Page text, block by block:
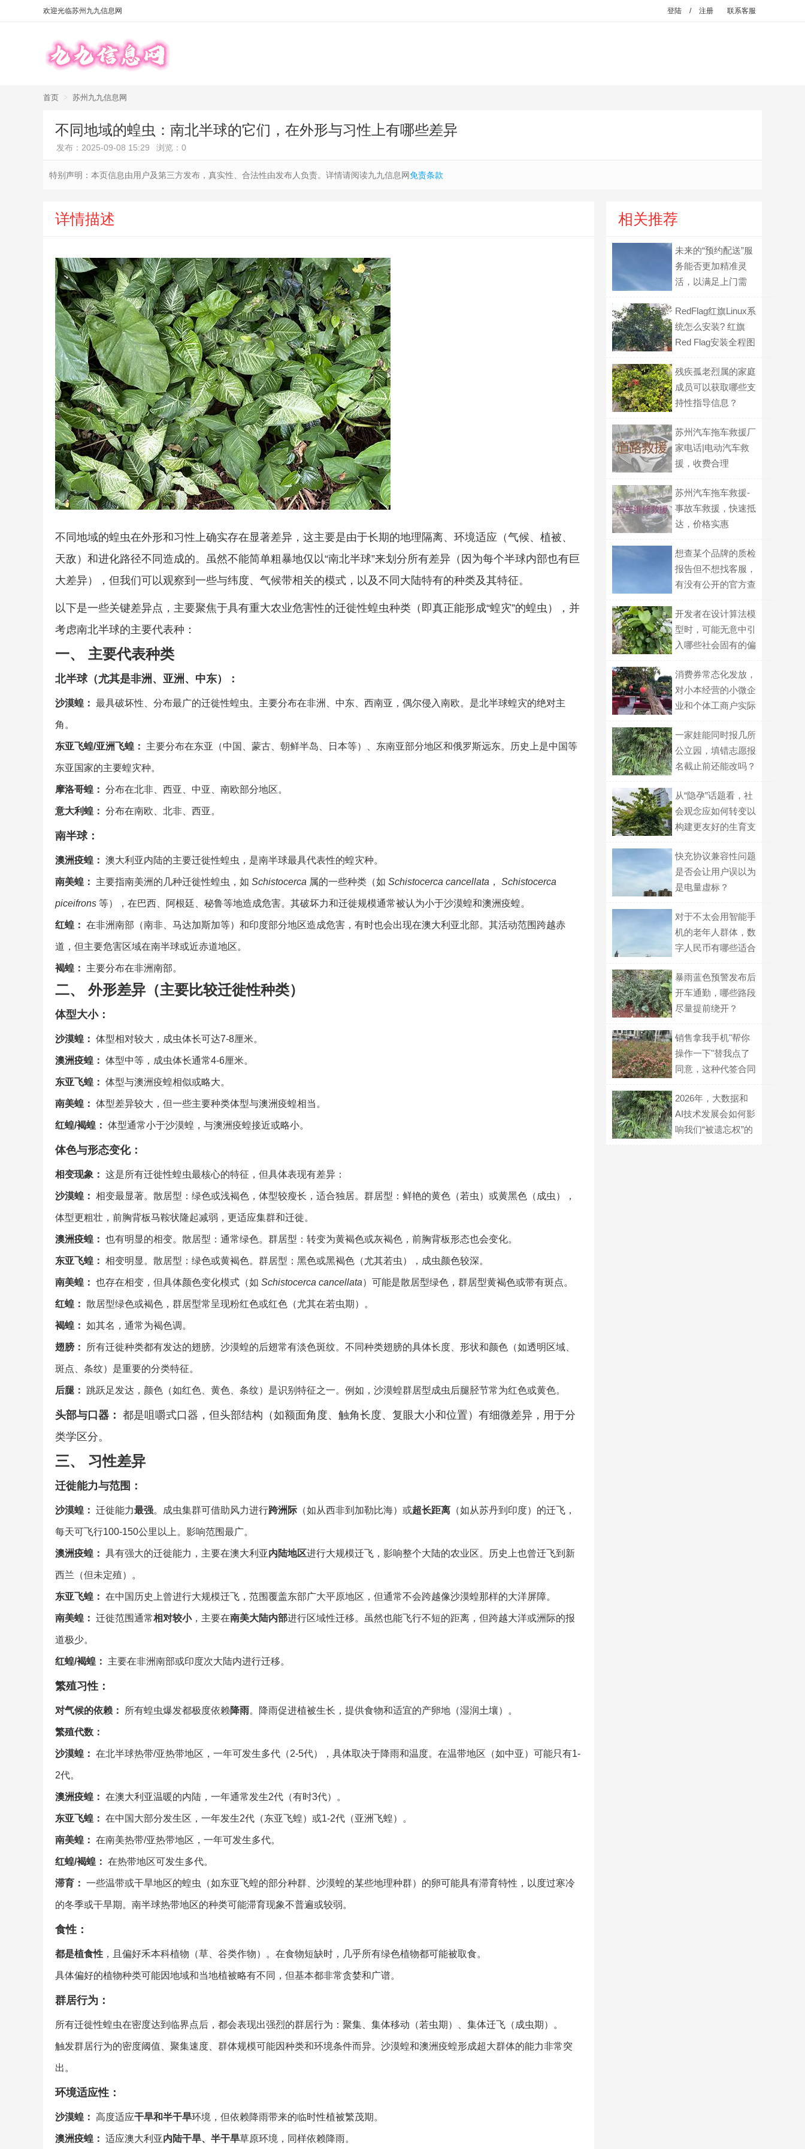
欢迎光临苏州九九信息网 登陆 / 注册 联系客服
首页 > 苏州九九信息网
不同地域的蝗虫：南北半球的它们，在外形与习性上有哪些差异
发布：2025-09-08 15:29 浏览：0
特别声明：本页信息由用户及第三方发布，真实性、合法性由发布人负责。详情请阅读九九信息网免责条款
详情描述
不同地域的蝗虫在外形和习性上确实存在显著差异，这主要是由于长期的地理隔离、环境适应（气候、植被、
天敌）和进化路径不同造成的。虽然不能简单粗暴地仅以“南北半球”来划分所有差异（因为每个半球内部也有巨
大差异），但我们可以观察到一些与纬度、气候带相关的模式，以及不同大陆特有的种类及其特征。
以下是一些关键差异点，主要聚焦于具有重大农业危害性的迁徙性蝗虫种类（即真正能形成“蝗灾”的蝗虫），并
考虑南北半球的主要代表种：
一、 主要代表种类
北半球（尤其是非洲、亚洲、中东）：
沙漠蝗： 最具破坏性、分布最广的迁徙性蝗虫。主要分布在非洲、中东、西南亚，偶尔侵入南欧。是北半球蝗灾的绝对主
角。
东亚飞蝗/亚洲飞蝗： 主要分布在东亚（中国、蒙古、朝鲜半岛、日本等）、东南亚部分地区和俄罗斯远东。历史上是中国等
东亚国家的主要蝗灾种。
摩洛哥蝗： 分布在北非、西亚、中亚、南欧部分地区。
意大利蝗： 分布在南欧、北非、西亚。
南半球：
澳洲疫蝗： 澳大利亚内陆的主要迁徙性蝗虫，是南半球最具代表性的蝗灾种。
南美蝗： 主要指南美洲的几种迁徙性蝗虫，如 Schistocerca 属的一些种类（如 Schistocerca cancellata ， Schistocerca
piceifrons 等），在巴西、阿根廷、秘鲁等地造成危害。其破坏力和迁徙规模通常被认为小于沙漠蝗和澳洲疫蝗。
红蝗： 在非洲南部（南非、马达加斯加等）和印度部分地区造成危害，有时也会出现在澳大利亚北部。其活动范围跨越赤
道，但主要危害区域在南半球或近赤道地区。
褐蝗： 主要分布在非洲南部。
二、 外形差异（主要比较迁徙性种类）
体型大小：
沙漠蝗： 体型相对较大，成虫体长可达7-8厘米。
澳洲疫蝗： 体型中等，成虫体长通常4-6厘米。
东亚飞蝗： 体型与澳洲疫蝗相似或略大。
南美蝗： 体型差异较大，但一些主要种类体型与澳洲疫蝗相当。
红蝗/褐蝗： 体型通常小于沙漠蝗，与澳洲疫蝗接近或略小。
体色与形态变化：
相变现象： 这是所有迁徙性蝗虫最核心的特征，但具体表现有差异：
沙漠蝗： 相变最显著。散居型：绿色或浅褐色，体型较瘦长，适合独居。群居型：鲜艳的黄色（若虫）或黄黑色（成虫），
体型更粗壮，前胸背板马鞍状隆起减弱，更适应集群和迁徙。
澳洲疫蝗： 也有明显的相变。散居型：通常绿色。群居型：转变为黄褐色或灰褐色，前胸背板形态也会变化。
东亚飞蝗： 相变明显。散居型：绿色或黄褐色。群居型：黑色或黑褐色（尤其若虫），成虫颜色较深。
南美蝗： 也存在相变，但具体颜色变化模式（如 Schistocerca cancellata）可能是散居型绿色，群居型黄褐色或带有斑点。
红蝗： 散居型绿色或褐色，群居型常呈现粉红色或红色（尤其在若虫期）。
褐蝗： 如其名，通常为褐色调。
翅膀： 所有迁徙种类都有发达的翅膀。沙漠蝗的后翅常有淡色斑纹。不同种类翅膀的具体长度、形状和颜色（如透明区域、
斑点、条纹）是重要的分类特征。
后腿： 跳跃足发达，颜色（如红色、黄色、条纹）是识别特征之一。例如，沙漠蝗群居型成虫后腿胫节常为红色或黄色。
头部与口器： 都是咀嚼式口器，但头部结构（如额面角度、触角长度、复眼大小和位置）有细微差异，用于分
类学区分。
三、 习性差异
迁徙能力与范围：
沙漠蝗： 迁徙能力最强。成虫集群可借助风力进行跨洲际 （如从西非到加勒比海）或超长距离 （如从苏丹到印度）的迁飞，
每天可飞行100-150公里以上。影响范围最广。
澳洲疫蝗： 具有强大的迁徙能力，主要在澳大利亚内陆地区进行大规模迁飞，影响整个大陆的农业区。历史上也曾迁飞到新
西兰（但未定殖）。
东亚飞蝗： 在中国历史上曾进行大规模迁飞，范围覆盖东部广大平原地区，但通常不会跨越像沙漠蝗那样的大洋屏障。
南美蝗： 迁徙范围通常相对较小，主要在南美大陆内部进行区域性迁移。虽然也能飞行不短的距离，但跨越大洋或洲际的报
道极少。
红蝗/褐蝗： 主要在非洲南部或印度次大陆内进行迁移。
繁殖习性：
对气候的依赖： 所有蝗虫爆发都极度依赖降雨。降雨促进植被生长，提供食物和适宜的产卵地（湿润土壤）。
繁殖代数：
沙漠蝗： 在北半球热带/亚热带地区，一年可发生多代（2-5代），具体取决于降雨和温度。在温带地区（如中亚）可能只有1-
2代。
澳洲疫蝗： 在澳大利亚温暖的内陆，一年通常发生2代（有时3代）。
东亚飞蝗： 在中国大部分发生区，一年发生2代（东亚飞蝗）或1-2代（亚洲飞蝗）。
南美蝗： 在南美热带/亚热带地区，一年可发生多代。
红蝗/褐蝗： 在热带地区可发生多代。
滞育： 一些温带或干旱地区的蝗虫（如东亚飞蝗的部分种群、沙漠蝗的某些地理种群）的卵可能具有滞育特性，以度过寒冷
的冬季或干旱期。南半球热带地区的种类可能滞育现象不普遍或较弱。
食性：
都是植食性 ，且偏好禾本科植物（草、谷类作物）。在食物短缺时，几乎所有绿色植物都可能被取食。
具体偏好的植物种类可能因地域和当地植被略有不同，但基本都非常贪婪和广谱。
群居行为：
所有迁徙性蝗虫在密度达到临界点后，都会表现出强烈的群居行为：聚集、集体移动（若虫期）、集体迁飞（成虫期）。
触发群居行为的密度阈值、聚集速度、群体规模可能因种类和环境条件而异。沙漠蝗和澳洲疫蝗形成超大群体的能力非常突
出。
环境适应性：
沙漠蝗： 高度适应干旱和半干旱环境，但依赖降雨带来的临时性植被繁茂期。
澳洲疫蝗： 适应澳大利亚内陆干旱、半干旱草原环境，同样依赖降雨。
相关推荐
未来的“预约配送”服
务能否更加精准灵
活，以满足上门需
RedFlag红旗Linux系
统怎么安装? 红旗
Red Flag安装全程图
残疾孤老烈属的家庭
成员可以获取哪些支
持性指导信息？
苏州汽车拖车救援厂
家电话|电动汽车救
援，收费合理
苏州汽车拖车救援-
事故车救援，快速抵
达，价格实惠
想查某个品牌的质检
报告但不想找客服，
有没有公开的官方查
开发者在设计算法模
型时，可能无意中引
入哪些社会固有的偏
消费券常态化发放，
对小本经营的小微企
业和个体工商户实际
一家娃能同时报几所
公立园，填错志愿报
名截止前还能改吗？
从“隐孕”话题看，社
会观念应如何转变以
构建更友好的生育支
快充协议兼容性问题
是否会让用户误以为
是电量虚标？
对于不太会用智能手
机的老年人群体，数
字人民币有哪些适合
暴雨蓝色预警发布后
开车通勤，哪些路段
尽量提前绕开？
销售拿我手机"帮你
操作一下"替我点了
同意，这种代签合同
2026年，大数据和
AI技术发展会如何影
响我们“被遗忘权”的